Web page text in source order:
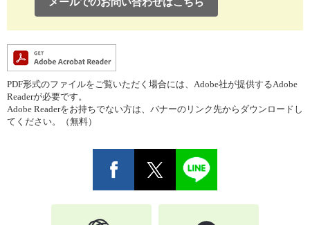
PDF形式のファイルをご覧いただく場合には、Adobe社が提供するAdobe
Readerが必要です。
Adobe Readerをお持ちでない方は、バナーのリンク先からダウンロードし
てください。（無料）